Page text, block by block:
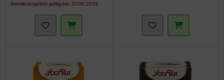
Sonderangebot gültig bis: 21.08.2026